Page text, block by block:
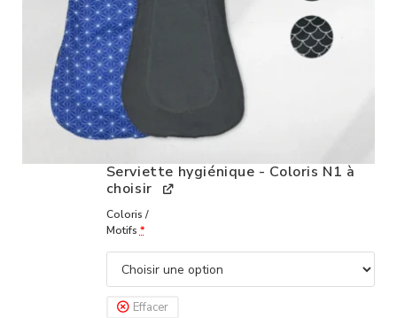
Serviette hygiénique - Coloris N1 à
choisir
Coloris /
Motifs *
Effacer